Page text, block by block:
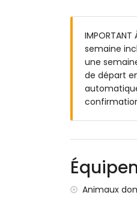
beau
2
barbecue
douche
espace
espace
Informations
aéroport
Installations
semaine
une
de départ
Animaux